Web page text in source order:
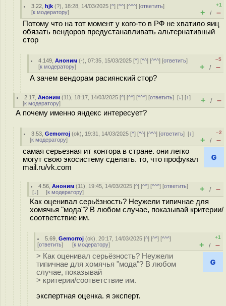
3.22 ,hjk (?), 18:28, 14/03/2025 [^] [^^] [^^^] [ответить]
[к модератору]
+1
+ / –
Потому что на тот момент у кого-то в РФ не хватило яиц
обязать вендоров предустанавливать альтернативный
стор
4.149 ,Аноним (-), 07:35, 15/03/2025 [^] [^^] [^^^] [ответить]
[к модератору]
–5
+ / –
А зачем вендорам расиянский стор?
2.17 ,Аноним (11), 18:17, 14/03/2025 [^] [^^] [^^^] [ответить][↓] [↑]
[к модератору] + / –
А почему именно яндекс интересует?
3.53 ,Gemorroj (ok), 19:31, 14/03/2025 [^] [^^] [^^^] [ответить][↓]
[к модератору]
–2
+ / –
самая серьезная ит контора в стране. они легко
могут свою экосистему сделать. то, что профукал
mail.ru/vk.com
4.56 ,Аноним (11), 19:45, 14/03/2025 [^] [^^] [^^^] [ответить]
[↓] [к модератору] + / –
Как оценивал серьёзность? Неужели типичнае для
хомячья "мода"? В любом случае, показывай критерии/
соответствие им.
5.69 ,Gemorroj (ok), 20:17, 14/03/2025 [^] [^^] [^^^]
[ответить] [к модератору]
+1
+ / –
> Как оценивал серьёзность? Неужели
типичнае для хомячья "мода"? В любом
случае, показывай
> критерии/соответствие им.
экспертная оценка. я эксперт.